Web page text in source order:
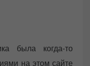
была когда-то
на этом сайте